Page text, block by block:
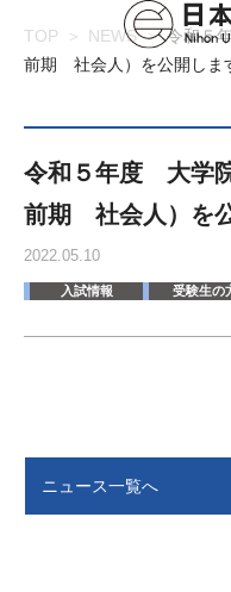
TOP NEWS
令和５
前期 社会人）を公開しま
令和５年度 大学
前期 社会人）を
2022.05.10
入試情報 受験生の
ニュース一覧へ